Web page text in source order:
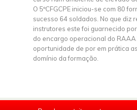
O 5ºCFGCPE iniciou-se com 80
sucesso 64 soldados. No que diz
instrutores este foi guarnecido
do encargo operacional do
oportunidade de por em prática
domínio da formação.